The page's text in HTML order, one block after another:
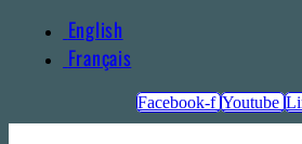
English
Français
Facebook-f Youtube